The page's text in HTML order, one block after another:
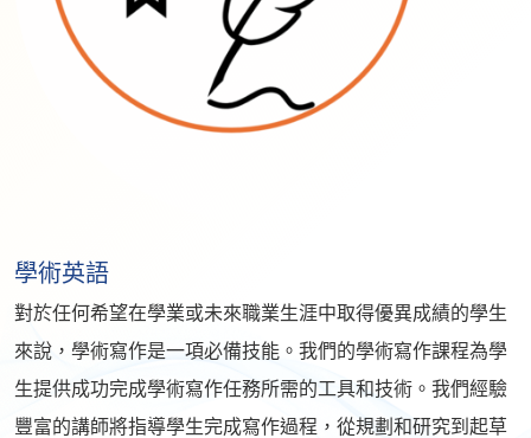
學術英語
對於任何希望在學業或未來職業生涯中取得優異成績的學生
來說，學術寫作是一項必備技能。我們的學術寫作課程為學
生提供成功完成學術寫作任務所需的工具和技術。我們經驗
豐富的講師將指導學生完成寫作過程，從規劃和研究到起草